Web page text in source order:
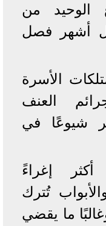
الوحيد من
أشهر فصل
الأسرة
العنف
شيوعًا في
إغراءً
تُترك
ما يقضي